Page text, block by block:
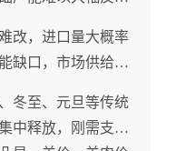
改，进口量大概率
缺口，市场供给将
冬至、元旦等传统
中释放，刚需支撑